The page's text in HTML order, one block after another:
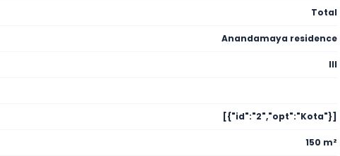
Total
Anandamaya residence
III
[{"id":"2","opt":"Kota"}]
150 m²